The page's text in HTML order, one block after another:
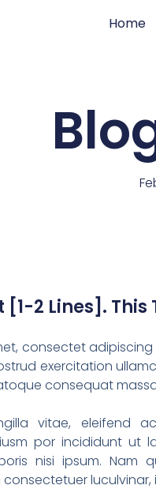
Home
[1-2 Lines].
consectet
exercitation
consequat
vitae, eleifend
por incididunt ut
nisi ipsum. Nam